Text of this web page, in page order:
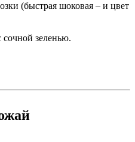
(быстрая шоковая – и цвет
сочной зеленью.